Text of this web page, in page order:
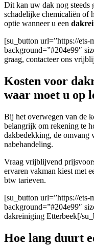
Dit kan uw dak nog steeds
schadelijke chemicaliën of
optie wanneer u een
[su_button url=”https://
background=”#204e99″
graag, contacteer ons
Kosten voor
waar moet u op
Bij het overwegen van de
belangrijk om rekening te
dakbedekking, de omvang
nabehandeling.
Vraag vrijblijvend
ervaren vakman kiest met
btw tarieven.
[su_button url=”https://
background=”#204e99″
dakreiniging Etterbeek[/
Hoe lang duurt